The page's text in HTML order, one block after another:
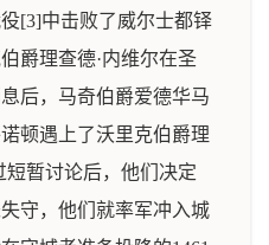
[3]中击败了威尔士都铎
爵理查德·内维尔在圣
后，马奇伯爵爱德华马
顿遇上了沃里克伯爵理
短暂讨论后，他们决定
守，他们就率军冲入城